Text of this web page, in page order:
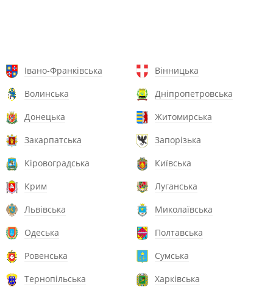
Івано-Франківська
Вінницька
Волинська
Дніпропетровська
Донецька
Житомирська
Закарпатська
Запорізька
Кіровоградська
Київська
Крим
Луганська
Львівська
Миколаївська
Одеська
Полтавська
Ровенська
Сумська
Тернопільська
Харківська